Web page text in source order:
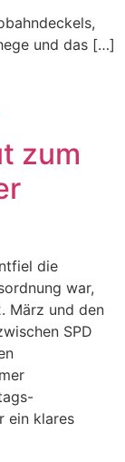
und das […]
zum
die
war,
März und den
SPD
ein klares